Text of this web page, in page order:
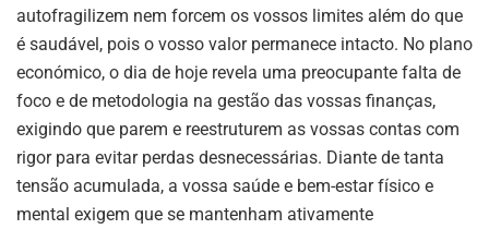
autofragilizem nem forcem os vossos limites além do que
é saudável, pois o vosso valor permanece intacto. No plano
económico, o dia de hoje revela uma preocupante falta de
foco e de metodologia na gestão das vossas finanças,
exigindo que parem e reestruturem as vossas contas com
rigor para evitar perdas desnecessárias. Diante de tanta
tensão acumulada, a vossa saúde e bem-estar físico e
mental exigem que se mantenham ativamente